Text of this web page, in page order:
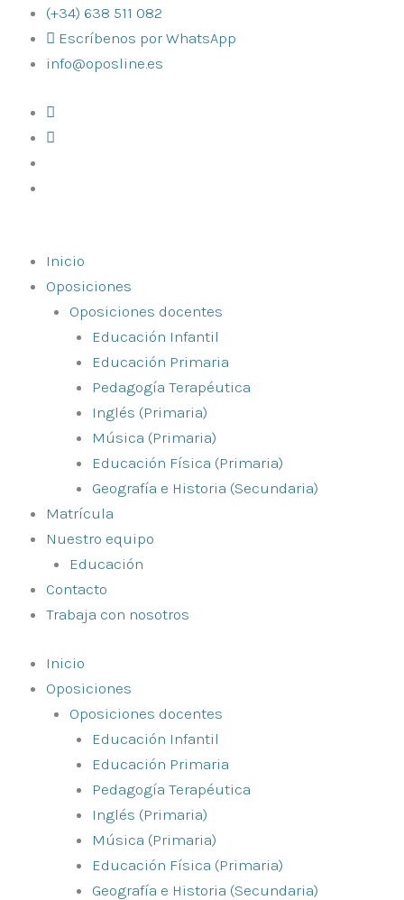
contenido
(+34) 638 511 082
Escríbenos por WhatsApp
info@oposline.es
Inicio
Oposiciones
Oposiciones docentes
Educación Infantil
Educación Primaria
Pedagogía Terapéutica
Inglés (Primaria)
Música (Primaria)
Educación Física (Primaria)
Geografía e Historia (Secundaria)
Matrícula
Nuestro equipo
Educación
Contacto
Trabaja con nosotros
Inicio
Oposiciones
Oposiciones docentes
Educación Infantil
Educación Primaria
Pedagogía Terapéutica
Inglés (Primaria)
Música (Primaria)
Educación Física (Primaria)
Geografía e Historia (Secundaria)